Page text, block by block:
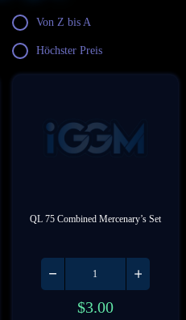
Von Z bis A
Höchster Preis
QL 75 Combined Mercenary’s Set
$3.00